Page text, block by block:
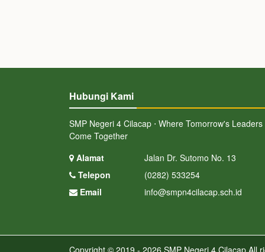
Hubungi Kami
SMP Negeri 4 Cilacap ⋅ Where Tomorrow's Leaders
Come Together
Alamat
Jalan Dr. Sutomo No. 13
Telepon
(0282) 533254
Email
info@smpn4cilacap.sch.id